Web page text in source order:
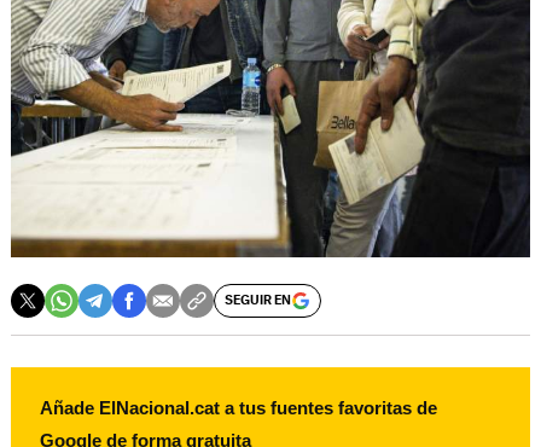
SEGUIR EN
Añade ElNacional.cat a tus fuentes favoritas de
Google de forma gratuita